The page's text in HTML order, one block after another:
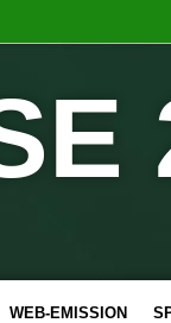
WEB-EMISSION